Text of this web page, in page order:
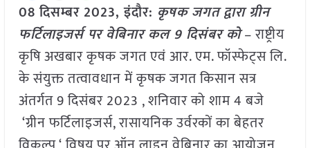
08 दिसम्बर 2023, इंदौर: कृषक जगत द्वारा ग्रीन
फर्टिलाइजर्स पर वेबिनार कल 9 दिसंबर को– राष्ट्रीय
कृषि अखबार कृषक जगत एवं आर. एम. फॉस्फेट्स लि.
के संयुक्त तत्वावधान में कृषक जगत किसान सत्र
अंतर्गत 9 दिसंबर 2023 , शनिवार को शाम 4 बजे
‘ग्रीन फर्टिलाइजर्स, रासायनिक उर्वरकों का बेहतर